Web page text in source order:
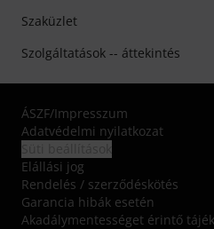
Szaküzlet
Szolgáltatások -- áttekintés
ÁSZF/Impresszum
Adatvédelmi nyilatkozat
Elállási jog
Rendelés / szerződéskötés
Garancia hibák esetén
Akadálymentességet érintő